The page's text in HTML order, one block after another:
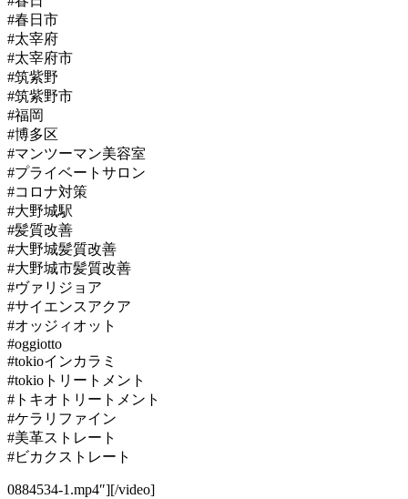
#春日市
#太宰府
#太宰府市
#筑紫野
#筑紫野市
#福岡
#博多区
#マンツーマン美容室
#プライベートサロン
#コロナ対策
#大野城駅
#髪質改善
#大野城髪質改善
#大野城市髪質改善
#ヴァリジョア
#サイエンスアクア
#オッジィオット
#oggiotto
#tokioインカラミ
#tokioトリートメント
#トキオトリートメント
#ケラリファイン
#美革ストレート
#ビカクストレート
0884534-1.mp4″][/video]